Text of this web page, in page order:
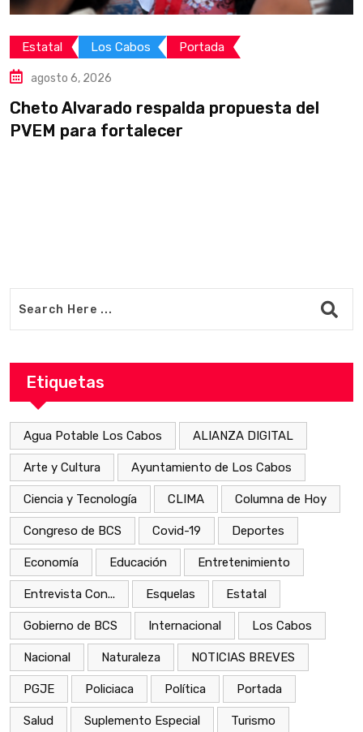
Estatal Los Cabos Portada
agosto 6, 2026
Cheto Alvarado respalda propuesta del
PVEM para fortalecer
Etiquetas
Agua Potable Los Cabos ALIANZA DIGITAL
Arte y Cultura Ayuntamiento de Los Cabos
Ciencia y Tecnología CLIMA Columna de Hoy
Congreso de BCS Covid-19 Deportes
Economía Educación Entretenimiento
Entrevista Con... Esquelas Estatal
Gobierno de BCS Internacional Los Cabos
Nacional Naturaleza NOTICIAS BREVES
PGJE Policiaca Política Portada
Salud Suplemento Especial Turismo